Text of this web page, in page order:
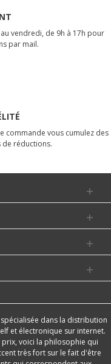
vendredi, de 9h à 17h pour
par mail.
commande vous cumulez des
réductions.
dans la distribution
et électronique sur internet.
voici la philosophie qui
très fort sur le fait d'être